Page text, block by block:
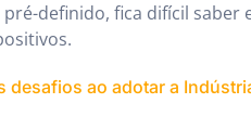
definido, fica difícil saber
desafios ao adotar a